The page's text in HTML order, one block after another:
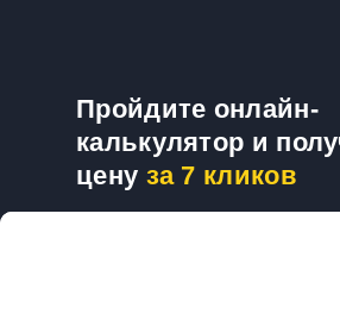
Пройдите онлайн-
калькулятор и
цену за 7 кликов